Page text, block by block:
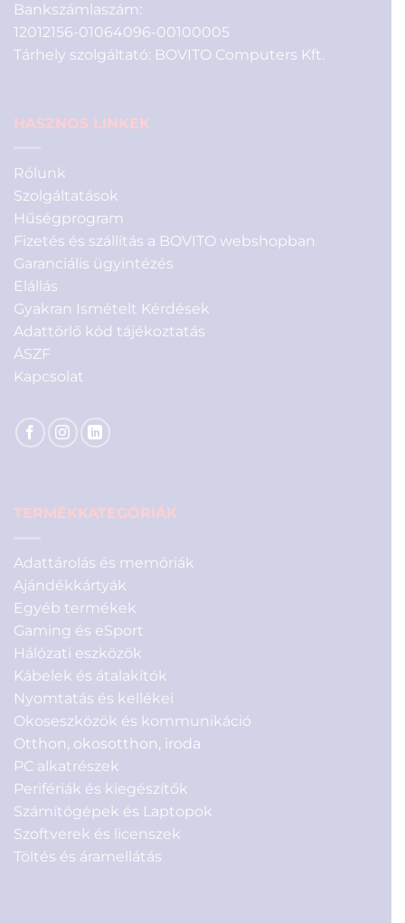
Bankszámlaszám:
12012156-01064096-00100005
Tárhely szolgáltató: BOVITO Computers Kft.
HASZNOS LINKEK
Rólunk
Szolgáltatások
Hűségprogram
Fizetés és szállítás a BOVITO webshopban
Garanciális ügyintézés
Elállás
Gyakran Ismételt Kérdések
Adattörlő kód tájékoztatás
ÁSZF
Kapcsolat
TERMÉKKATEGÓRIÁK
Adattárolás és memóriák
Ajándékkártyák
Egyéb termékek
Gaming és eSport
Hálózati eszközök
Kábelek és átalakítók
Nyomtatás és kellékei
Okoseszközök és kommunikáció
Otthon, okosotthon, iroda
PC alkatrészek
Perifériák és kiegészítők
Számítógépek és Laptopok
Szoftverek és licenszek
Töltés és áramellátás